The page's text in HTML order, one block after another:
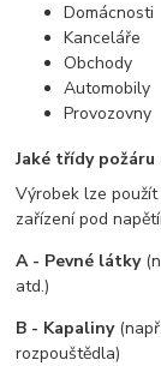
Domácnosti
Kanceláře
Obchody
Automobily
Provozovny
Jaké třídy požáru
Výrobek lze
zařízení pod
A - Pevné látky
atd.)
B - Kapaliny
rozpouštědla)